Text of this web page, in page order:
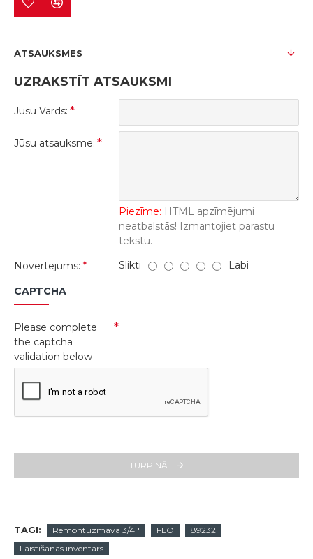
ATSAUKSMES
UZRAKSTĪT ATSAUKSMI
Jūsu Vārds:
Jūsu atsauksme:
Piezīme: HTML apzīmējumi
neatbalstās! Izmantojiet parastu
tekstu.
Novērtējums:
Slikti Labi
CAPTCHA
Please complete
the captcha
validation below
TURPINĀT
TAGI: Remontuzmava 3/4'' FLO
89232
Laistīšanas inventārs